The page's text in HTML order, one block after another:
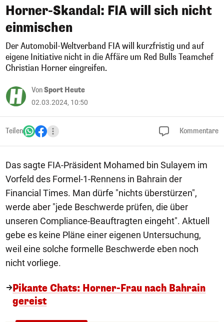
Horner-Skandal: FIA will sich nicht
einmischen
Der Automobil-Weltverband FIA will kurzfristig und auf
eigene Initiative nicht in die Affäre um Red Bulls Teamchef
Christian Horner eingreifen.
VonSport Heute
02.03.2024, 10:50
Teilen Kommentare
Das sagte FIA-Präsident Mohamed bin Sulayem im
Vorfeld des Formel-1-Rennens in Bahrain der
Financial Times. Man dürfe "nichts überstürzen",
werde aber "jede Beschwerde prüfen, die über
unseren Compliance-Beauftragten eingeht". Aktuell
gebe es keine Pläne einer eigenen Untersuchung,
weil eine solche formelle Beschwerde eben noch
nicht vorliege.
Pikante Chats: Horner-Frau nach Bahrain
gereist